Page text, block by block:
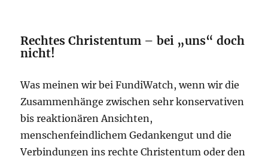
Rechtes Christentum – bei „uns“ doch
nicht!
Was meinen wir bei FundiWatch, wenn wir die
Zusammenhänge zwischen sehr konservativen
bis reaktionären Ansichten,
menschenfeindlichem Gedankengut und die
Verbindungen ins rechte Christentum oder den